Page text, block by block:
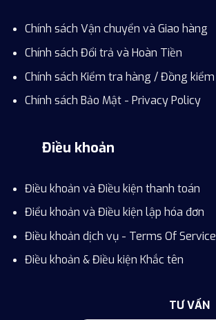
Chính sách Vận chuyển và Giao hàng
Chính sách Đổi trả và Hoàn Tiền
Chính sách Kiểm tra hàng / Đồng kiểm
Chính sách Bảo Mật - Privacy Policy
Điều khoản
Điều khoản và Điều kiện thanh toán
Điểu khoản và Điều kiện lập hóa đơn
Điều khoản dịch vụ - Terms Of Service
Điều khoản & Điều kiện Khắc tên
TƯ VẤN